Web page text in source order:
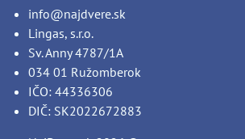
info@najdvere.sk
Lingas, s.r.o.
Sv. Anny 4787/1A
034 01 Ružomberok
IČO: 44336306
DIČ: SK2022672883